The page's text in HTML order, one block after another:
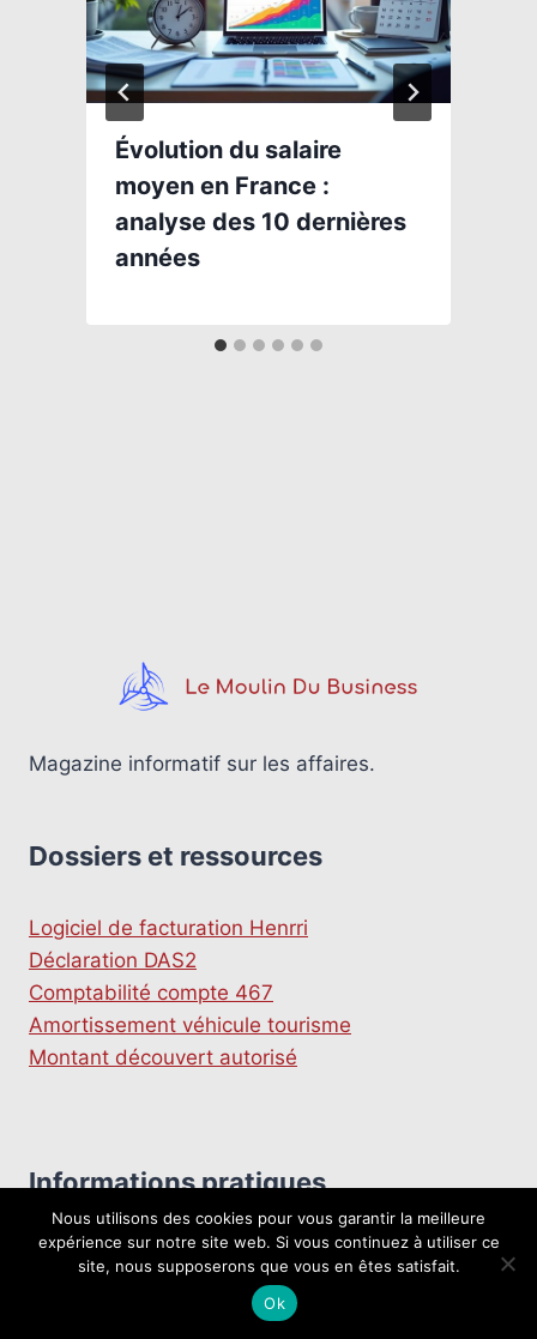
Évolution du salaire
moyen en France :
analyse des 10 dernières
années
Magazine informatif sur les affaires.
Dossiers et ressources
Logiciel de facturation Henrri
Déclaration DAS2
Comptabilité compte 467
Amortissement véhicule tourisme
Montant découvert autorisé
Informations pratiques
Articles- Nous contacter - Mentions légales
Nous utilisons des cookies pour vous garantir la meilleure
expérience sur notre site web. Si vous continuez à utiliser ce
site, nous supposerons que vous en êtes satisfait.
Ok